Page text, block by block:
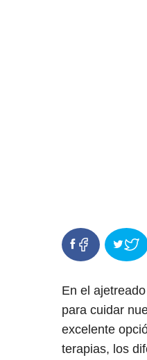
En el
para cuidar
excelente
terapias, los